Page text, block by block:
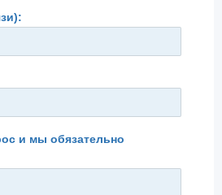
и мы обязательно